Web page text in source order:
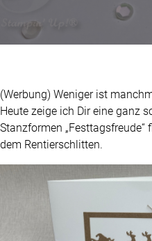
(Werbung) Weniger ist
Heute zeige ich Dir eine ganz
Stanzformen
dem Rentierschlitten.